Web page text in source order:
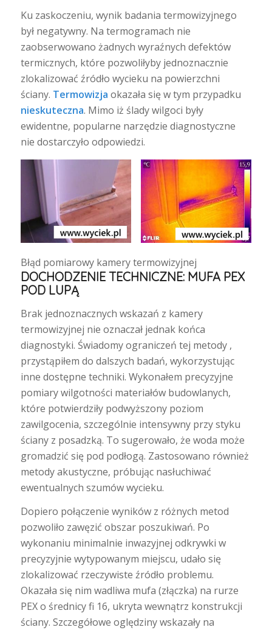
Ku zaskoczeniu, wynik badania termowizyjnego
był negatywny. Na termogramach nie
zaobserwowano żadnych wyraźnych defektów
termicznych, które pozwoliłyby jednoznacznie
zlokalizować źródło wycieku na powierzchni
ściany. Termowizja okazała się w tym przypadku
nieskuteczna. Mimo iż ślady wilgoci były
ewidentne, popularne narzędzie diagnostyczne
nie dostarczyło odpowiedzi.
Błąd pomiarowy kamery termowizyjnej
DOCHODZENIE TECHNICZNE: MUFA PEX
POD LUPĄ
Brak jednoznacznych wskazań z kamery
termowizyjnej nie oznaczał jednak końca
diagnostyki. Świadomy ograniczeń tej metody ,
przystąpiłem do dalszych badań, wykorzystując
inne dostępne techniki. Wykonałem precyzyjne
pomiary wilgotności materiałów budowlanych,
które potwierdziły podwyższony poziom
zawilgocenia, szczególnie intensywny przy styku
ściany z posadzką. To sugerowało, że woda może
gromadzić się pod podłogą. Zastosowano również
metody akustyczne, próbując nasłuchiwać
ewentualnych szumów wycieku.
Dopiero połączenie wyników z różnych metod
pozwoliło zawęzić obszar poszukiwań. Po
wykonaniu minimalnie inwazyjnej odkrywki w
precyzyjnie wytypowanym miejscu, udało się
zlokalizować rzeczywiste źródło problemu.
Okazała się nim wadliwa mufa (złączka) na rurze
PEX o średnicy fi 16, ukryta wewnątrz konstrukcji
ściany. Szczegółowe oględziny wskazały na